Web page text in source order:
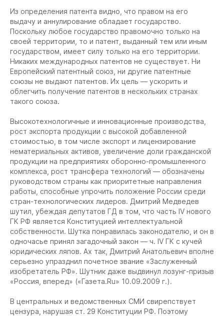
Из определения патента видно, что правом на его
выдачу и аннулирование обладает государство.
Поскольку любое государство правомочно только на
своей территории, то и патент, выданный тем или иным
государством, имеет силу только на его территории.
Никаких международных патентов не существует. Ни
Европейский патентный союз, ни другие патентные
союзы не выдают патентов. Их цель — ускорить и
облегчить получение патентов в нескольких странах
такого союза.
Высокотехнологичные и инновационные производства,
рост экспорта продукции с высокой добавленной
стоимостью, в том числе экспорт и лицензирование
нематериальных активов, увеличение доли гражданской
продукции на предприятиях оборонно-промышленного
комплекса, рост трансфера технологий — обозначены
руководством страны как приоритетные направления
работы, способные упрочить положение России среди
стран-технологических лидеров. Дмитрий Медведев
шутил, убеждая депутатов ГД в том, что часть IV нового
ГК РФ является Конституцией интеллектуальной
собственности. Шутка понравилась законодателю, и он в
одночасье принял загадочный закон — ч. IV ГК с кучей
юридических ляпов. Ах так, Дмитрий Анатольевич вполне
серьезно упразднил почетное звание «Заслуженный
изобретатель РФ». Шутник даже выдвинул лозунг-призыв
«Россия, вперед» («Газета.Ru» 10.09.2009 г.).
В центральных и ведомственных СМИ свирепствует
цензура, нарушая ст. 29 Конституции РФ. Поэтому